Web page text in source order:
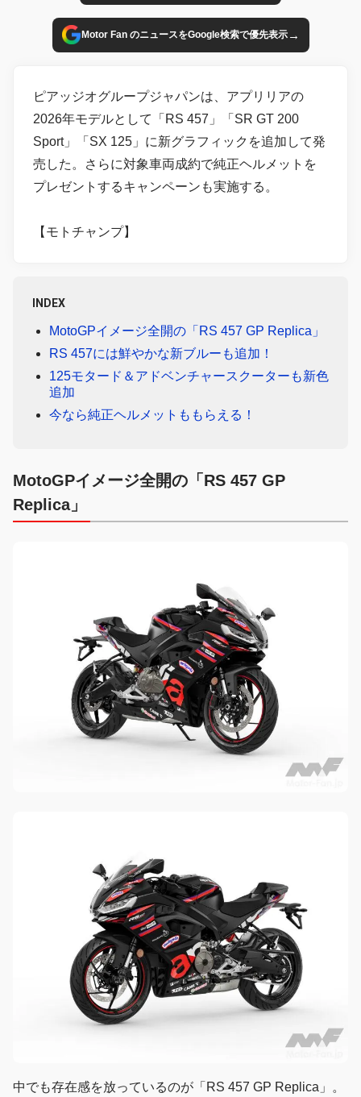
Motor Fan のニュースをGoogle検索で優先表示→
ピアッジオグループジャパンは、アプリリアの
2026年モデルとして「RS 457」「SR GT 200
Sport」「SX 125」に新グラフィックを追加して発
売した。さらに対象車両成約で純正ヘルメットを
プレゼントするキャンペーンも実施する。
【モトチャンプ】
INDEX
MotoGPイメージ全開の「RS 457 GP Replica」
RS 457には鮮やかな新ブルーも追加！
125モタード＆アドベンチャースクーターも新色
追加
今なら純正ヘルメットももらえる！
MotoGPイメージ全開の「RS 457 GP
Replica」
中でも存在感を放っているのが「RS 457 GP Replica」。